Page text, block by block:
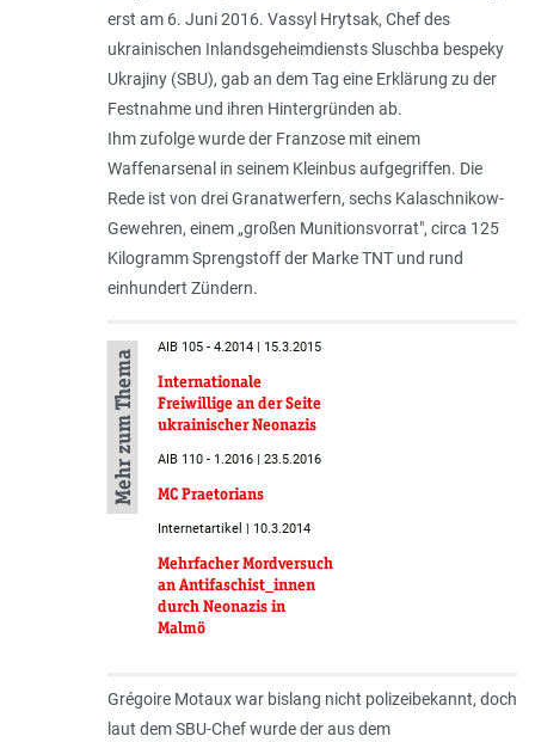
erst am 6. Juni 2016. Vassyl Hrytsak, Chef des
ukrainischen Inlandsgeheimdiensts Sluschba bespeky
Ukrajiny (SBU), gab an dem Tag eine Erklärung zu der
Festnahme und ihren Hintergründen ab.
Ihm zufolge wurde der Franzose mit einem
Waffenarsenal in seinem Kleinbus aufgegriffen. Die
Rede ist von drei Granatwerfern, sechs Kalaschnikow-
Gewehren, einem „großen Munitionsvorrat", circa 125
Kilogramm Sprengstoff der Marke TNT und rund
einhundert Zündern.
Mehr zum Thema
AIB 105 - 4.2014 | 15.3.2015
Internationale
Freiwillige an der Seite
ukrainischer Neonazis
AIB 110 - 1.2016 | 23.5.2016
MC Praetorians
Internetartikel | 10.3.2014
Mehrfacher Mordversuch
an Antifaschist_innen
durch Neonazis in
Malmö
Grégoire Motaux war bislang nicht polizeibekannt, doch
laut dem SBU-Chef wurde der aus dem